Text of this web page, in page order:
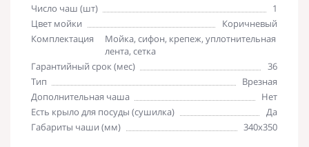
Число чаш (шт)
1
Цвет мойки
Коричневый
Комплектация
Мойка, сифон, крепеж, уплотнительная
лента, сетка
Гарантийный срок (мес)
36
Тип
Врезная
Дополнительная чаша
Нет
Есть крыло для посуды (сушилка)
Да
Габариты чаши (мм)
340x350